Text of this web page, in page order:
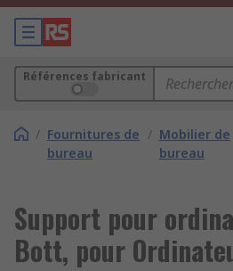
Références fabricant
/ Fournitures de
bureau
/ Mobilier de
bureau
Support pour
Bott, pour